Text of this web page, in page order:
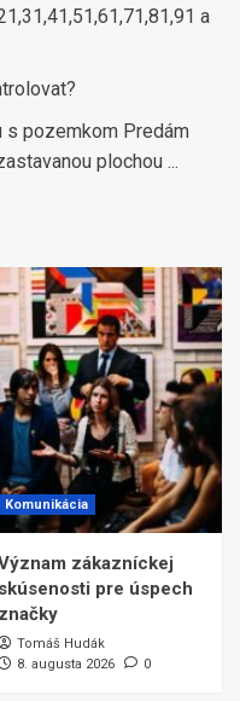
a
s pozemkom Predám
plochou ...
Komunikácia
zákazníckej
skúsenosti pre úspech
značky
Tomáš Hudák
8. augusta 2026
0